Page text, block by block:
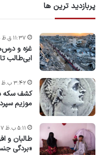
پربازدید ترین ها
غزه و
ابی‌طالب
۱۱:۳۷ ق.ظ ۱۰ اسد ۱۴۰۵
کشف سکه
موزیم
۳:۴۲ ب.ظ ۱۱ اسد ۱۴۰۵
طالبان و
«بردگی
۵:۱۱ ب.ظ ۷ اسد ۱۴۰۰